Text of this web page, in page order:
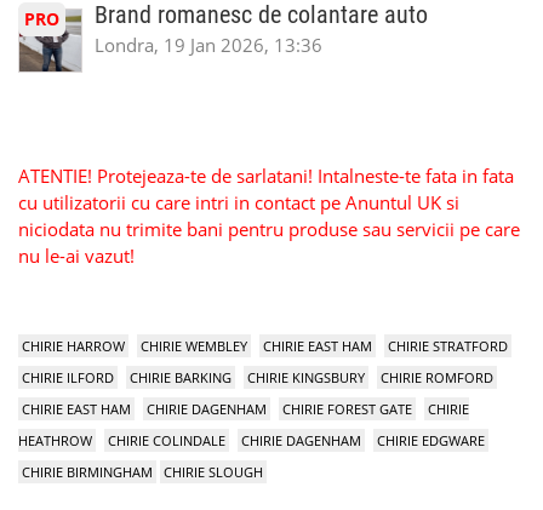
PRO Brand romanesc de colantare auto
Londra, 19 Jan 2026, 13:36
ATENTIE! Protejeaza-te de sarlatani! Intalneste-te fata in fata
cu utilizatorii cu care intri in contact pe Anuntul UK si
niciodata nu trimite bani pentru produse sau servicii pe care
nu le-ai vazut!
CHIRIE HARROW CHIRIE WEMBLEY CHIRIE EAST HAM
CHIRIE STRATFORD
CHIRIE ILFORD
CHIRIE BARKING CHIRIE KINGSBURY
CHIRIE ROMFORD
CHIRIE EAST HAM
CHIRIE DAGENHAM CHIRIE FOREST GATE
CHIRIE
HEATHROW
CHIRIE COLINDALE CHIRIE DAGENHAM
CHIRIE EDGWARE
CHIRIE BIRMINGHAM
CHIRIE SLOUGH